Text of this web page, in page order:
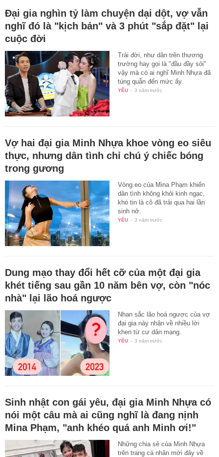
Đại gia nghìn tỷ làm chuyện dại dột, vợ vẫn
nghĩ đó là "kịch bản" và 3 phút "sắp đặt" lại
cuộc đời
Trải đời, như dân trên thương
trường hay gọi là "đầu đầy sỏi"
vậy mà có ai nghĩ Minh Nhựa đã
túng quẫn đến mức ấy.
YÊU - 3 năm trước
Vợ hai đại gia Minh Nhựa khoe vòng eo siêu
thực, nhưng dân tình chỉ chú ý chiếc bóng
trong gương
Vòng eo của Mina Phạm khiến
dân tình không khỏi kinh ngạc,
khó tin là cô đã trải qua hai lần
sinh nở.
YÊU - 3 năm trước
Dung mạo thay đổi hết cỡ của một đại gia
khét tiếng sau gần 10 năm bên vợ, còn "nóc
nhà" lại lão hoá ngược
Nhan sắc lão hoá ngược của vợ
đại gia này nhận về nhiều lời
khen từ cư dân mạng.
YÊU - 3 năm trước
Sinh nhật con gái yêu, đại gia Minh Nhựa có
nói một câu mà ai cũng nghĩ là đang nịnh
Mina Phạm, "anh khéo quá anh Minh ơi!"
Những chia sẻ của Minh Nhựa
trên trang cá nhân mới đây về